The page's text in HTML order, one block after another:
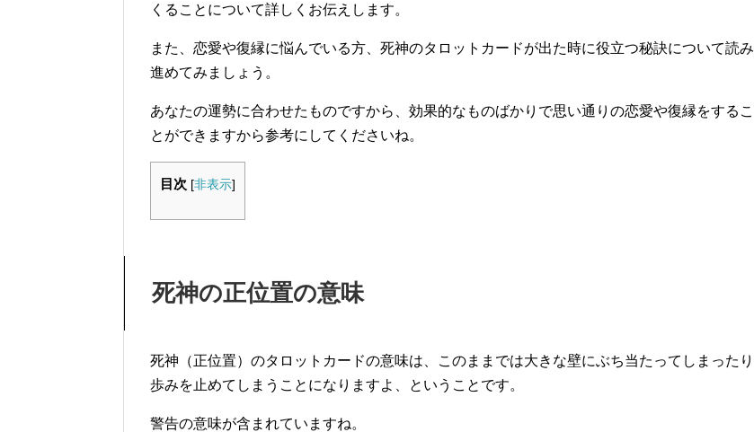
くることについて詳しくお伝えします。
また、恋愛や復縁に悩んでいる方、死神のタロットカードが出た時に役立つ秘訣について読み
進めてみましょう。
あなたの運勢に合わせたものですから、効果的なものばかりで思い通りの恋愛や復縁をするこ
とができますから参考にしてくださいね。
目次 [非表示]
死神の正位置の意味
死神（正位置）のタロットカードの意味は、このままでは大きな壁にぶち当たってしまったり
歩みを止めてしまうことになりますよ、ということです。
警告の意味が含まれていますね。